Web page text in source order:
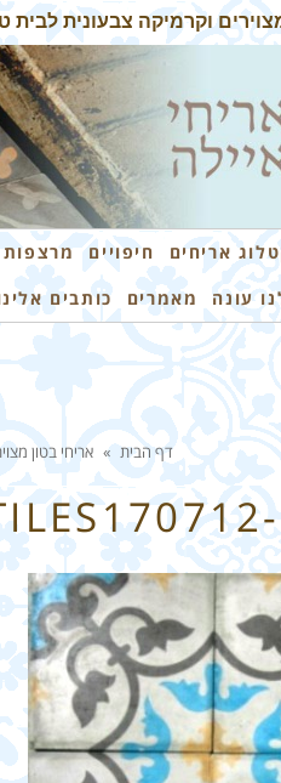
וקרמיקה צבעונית לבית טלפון: 073-
אריחים חיפויים
עונה
מאמרים כותבים
דף הבית » אריחי בטון